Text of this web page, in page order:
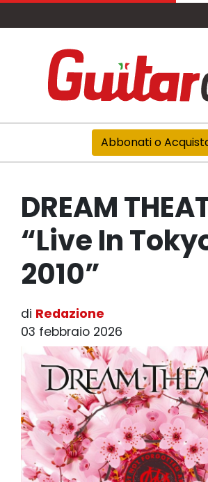
Abbonati o
DREAM
“Live In
2010”
di Redazione
03 febbraio 2026